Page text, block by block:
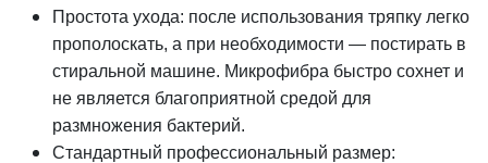
Простота ухода: после использования тряпку легко
прополоскать, а при необходимости — постирать в
стиральной машине. Микрофибра быстро сохнет и
не является благоприятной средой для
размножения бактерий.
Стандартный профессиональный размер: